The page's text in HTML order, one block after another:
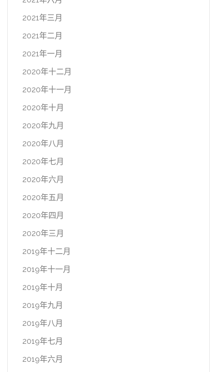
2021年三月
2021年二月
2021年一月
2020年十二月
2020年十一月
2020年十月
2020年九月
2020年八月
2020年七月
2020年六月
2020年五月
2020年四月
2020年三月
2019年十二月
2019年十一月
2019年十月
2019年九月
2019年八月
2019年七月
2019年六月